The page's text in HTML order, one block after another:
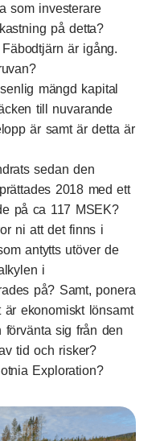
som investerare
på detta?
är igång.
mängd kapital
till nuvarande
är samt är detta är
sedan den
2018 med ett
på ca 117 MSEK?
ni att det finns i
antytts utöver de
i
på? Samt, ponera
ekonomiskt lönsamt
förvänta sig från den
tid och risker?
Exploration?